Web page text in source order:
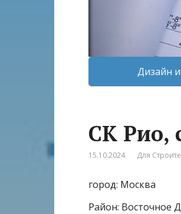
Дизайн
СК Рио,
15.10.2024 Для
город: Москва
Район: Восточное